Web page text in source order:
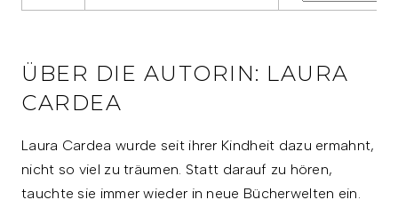
ÜBER DIE AUTORIN: LAURA
CARDEA
Laura Cardea wurde seit ihrer Kindheit dazu ermahnt,
nicht so viel zu träumen. Statt darauf zu hören,
tauchte sie immer wieder in neue Bücherwelten ein.